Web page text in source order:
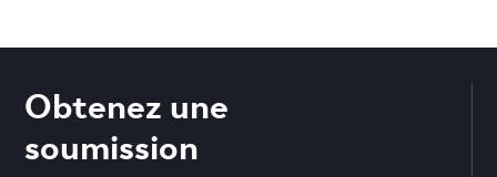
Obtenez une
soumission